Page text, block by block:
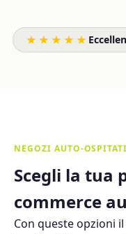
★★★★★
NEGOZI AUTO-OSPITATI
Scegli la tua
commerce
Con queste opzioni